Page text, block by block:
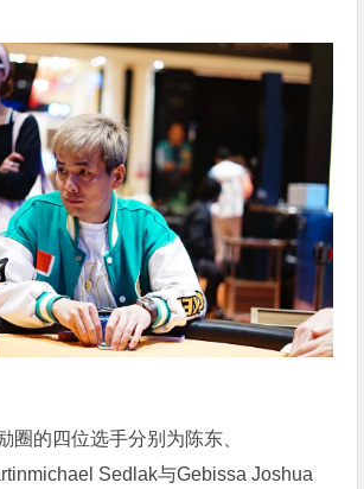
圈的四位选手分别为陈东、
Sedlak与Gebissa Joshua